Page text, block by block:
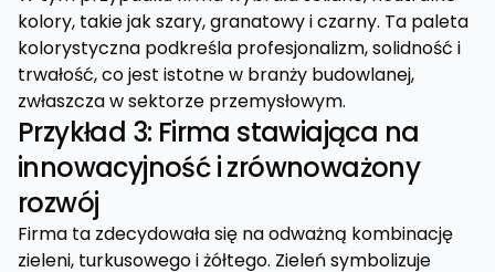
kolory, takie jak szary, granatowy i czarny. Ta paleta
kolorystyczna podkreśla profesjonalizm, solidność i
trwałość, co jest istotne w branży budowlanej,
zwłaszcza w sektorze przemysłowym.
Przykład 3: Firma stawiająca na
innowacyjność i zrównoważony
rozwój
Firma ta zdecydowała się na odważną kombinację
zieleni, turkusowego i żółtego. Zieleń symbolizuje